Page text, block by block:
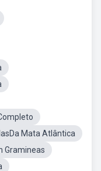
Mata Atlântica
Gramineas